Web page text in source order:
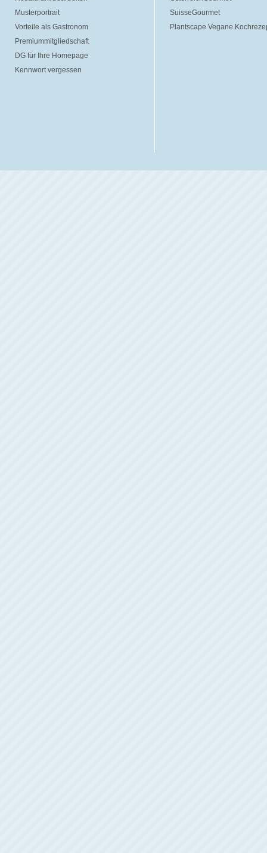
Musterportrait
Vorteile als Gastronom
Premiummitgliedschaft
DG für Ihre Homepage
Kennwort vergessen
SuisseGourmet
Plantscape Vegane